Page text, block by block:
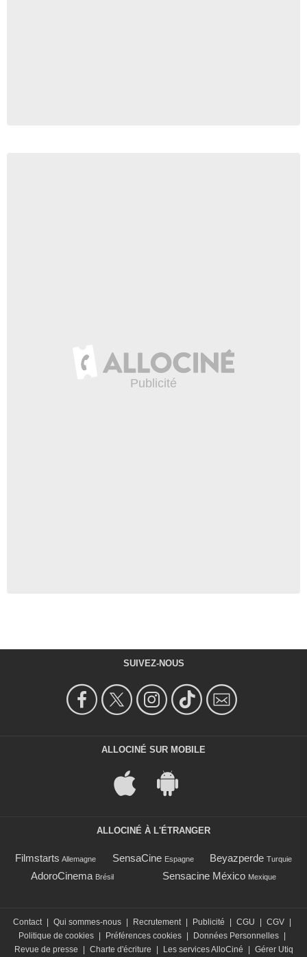
SUIVEZ-NOUS
ALLOCINÉ SUR MOBILE
ALLOCINÉ À L'ÉTRANGER
Filmstarts Allemagne SensaCine Espagne Beyazperde Turquie
AdoroCinema Brésil Sensacine México Mexique
Contact Qui sommes-nous Recrutement Publicité CGU CGV
Politique de cookies
Préférences cookies Données Personnelles
Revue de presse
Charte d'écriture Les services AlloCiné Gérer Utiq